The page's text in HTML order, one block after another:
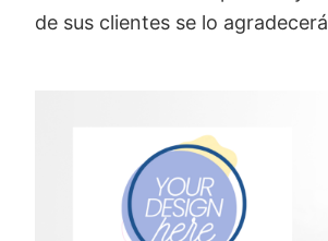
de sus clientes se lo